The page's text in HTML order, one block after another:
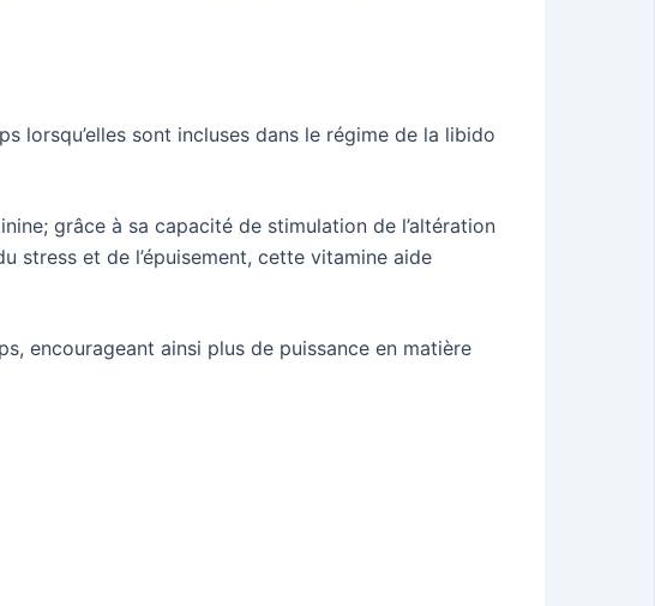
lorsqu’elles sont incluses dans le régime de la libido
grâce à sa capacité de stimulation de l’altération
stress et de l’épuisement, cette vitamine aide
encourageant ainsi plus de puissance en matière